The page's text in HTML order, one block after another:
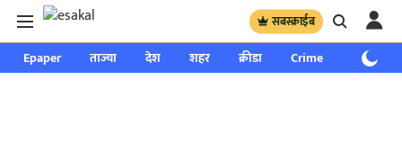
सबस्क्राईब
Epaper ताज्या देश शहर क्रीडा Crime साप्ताहिक